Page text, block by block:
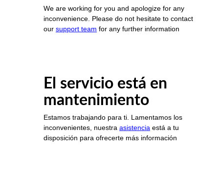
We are working for you and apologize for any
inconvenience. Please do not hesitate to contact
our support team for any further information
El servicio está en
mantenimiento
Estamos trabajando para ti. Lamentamos los
inconvenientes, nuestra asistencia está a tu
disposición para ofrecerte más información